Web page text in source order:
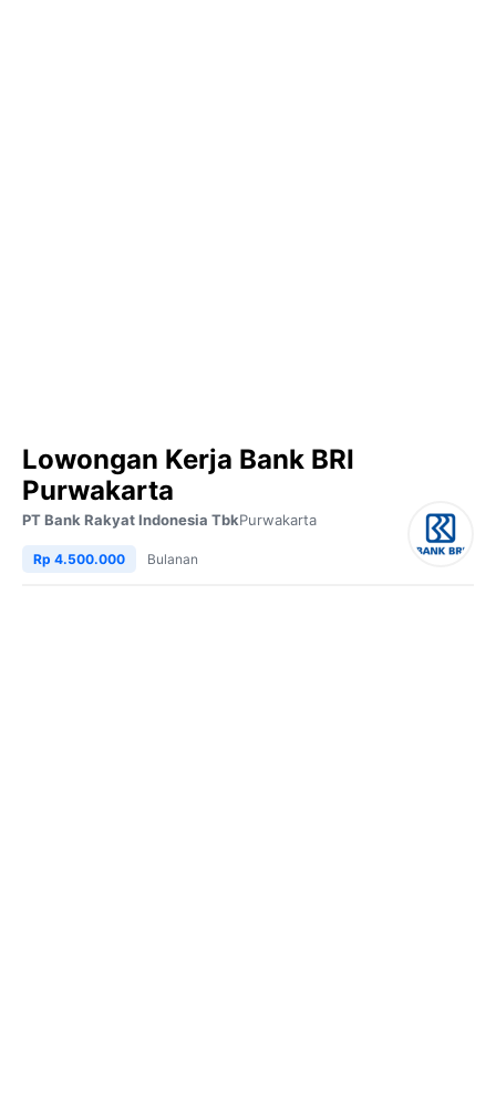
Lowongan Kerja Bank BRI
Purwakarta
PT Bank Rakyat Indonesia TbkPurwakarta
Rp 4.500.000 Bulanan